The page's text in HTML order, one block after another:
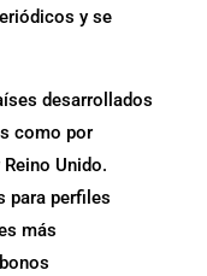
y se
desarrollados
como por
Unido.
para perfiles
más